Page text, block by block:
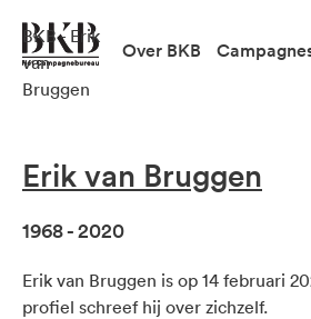
BKB - Erik
van
Bruggen
Over BKB
Erik van Bruggen
1968 - 2020
Erik van Bruggen is op 14 februari
profiel schreef hij over zichzelf.